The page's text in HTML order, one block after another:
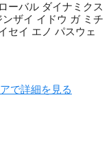
ーバル ダイナミクス
ザイ イドウ ガ ミチ
セイ エノ パスウェ
で詳細を見る